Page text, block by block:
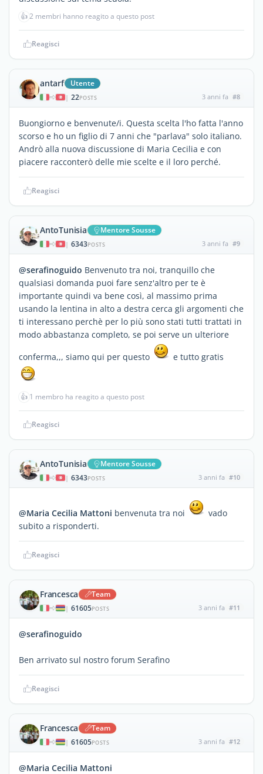
👍2 membri hanno reagito a questo post
Reagisci
antarf Utente
| 22POSTS 3 anni fa #8
Buongiorno e benvenute/i. Questa scelta l'ho fatta l'anno
scorso e ho un figlio di 7 anni che "parlava" solo italiano.
Andrò alla nuova discussione di Maria Cecilia e con
piacere racconterò delle mie scelte e il loro perché.
Reagisci
AntoTunisia Mentore Sousse
| 6343POSTS 3 anni fa #9
@serafinoguido Benvenuto tra noi, tranquillo che
qualsiasi domanda puoi fare senz'altro per te è
importante quindi va bene così, al massimo prima
usando la lentina in alto a destra cerca gli argomenti che
ti interessano perchè per lo più sono stati tutti trattati in
modo abbastanza completo, se poi serve un ulteriore
conferma,,, siamo qui per questo
e tutto gratis
👍 1 membro ha reagito a questo post
Reagisci
AntoTunisia Mentore Sousse
| 6343POSTS 3 anni fa #10
@Maria Cecilia Mattoni benvenuta tra noi
vado
subito a risponderti.
Reagisci
Francesca Team
| 61605POSTS 3 anni fa #11
@serafinoguido
Ben arrivato sul nostro forum Serafino
Reagisci
Francesca Team
| 61605POSTS 3 anni fa #12
@Maria Cecilia Mattoni